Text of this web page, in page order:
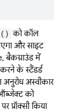
को कॉल
और साइट
बैकग्राउंड में
करने के स्टैंडर्ड
अस्वीकार
को
किया